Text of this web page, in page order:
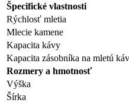
Špecifické vlastnosti
Rýchlosť mletia
Mlecie kamene
Kapacita kávy
Kapacita zásobníka na mletú
Rozmery a hmotnosť
Výška
Šírka